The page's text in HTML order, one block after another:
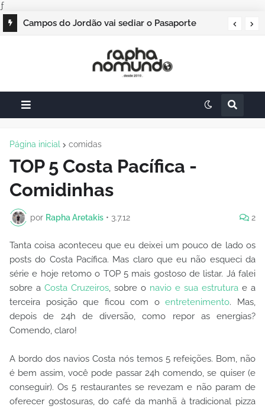
ƒ
Campos do Jordão vai sediar o Pasaporte
ILTM Latin America 2026 cresce cerca de 20% e
Página inicial comidas
TOP 5 Costa Pacífica -
Comidinhas
por Rapha Aretakis • 3.7.12 2
Tanta coisa aconteceu que eu deixei um pouco de lado os
posts do Costa Pacífica. Mas claro que eu não esqueci da
série e hoje retomo o TOP 5 mais gostoso de listar. Já falei
sobre a Costa Cruzeiros, sobre o navio e sua estrutura e a
terceira posição que ficou com oentretenimento. Mas,
depois de 24h de diversão, como repor as energias?
Comendo, claro!
A bordo dos navios Costa nós temos 5 refeições. Bom, não
é bem assim, você pode passar 24h comendo, se quiser (e
conseguir). Os 5 restaurantes se revezam e não param de
oferecer gostosuras, do café da manhã à tradicional pizza